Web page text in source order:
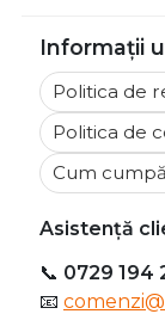
Informații
Politica de
Politica de
Cum
Asistență
📞 0729 194
📧